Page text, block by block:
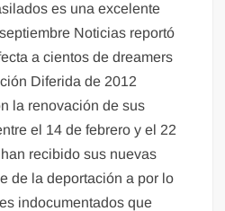
es una excelente
Noticias reportó
a cientos de dreamers
Diferida de 2012
la renovación de sus
el 14 de febrero y el 22
recibido sus nuevas
de la deportación a por lo
indocumentados que